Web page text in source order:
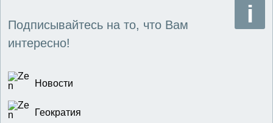
Подписывайтесь на то, что Вам
интересно!
Новости
Геократия